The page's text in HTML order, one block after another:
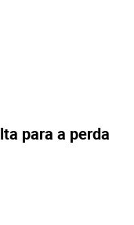
para a perda